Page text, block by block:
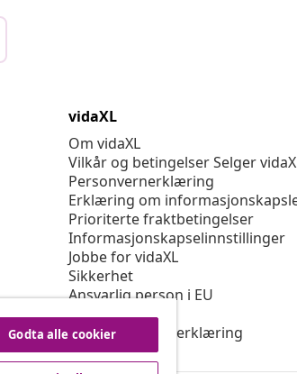
vidaXL
Om vidaXL
Vilkår og betingelser Selger
Personvernerklæring
Erklæring om
Prioriterte fraktbetingelser
Informasjonskapselinnstillinger
Jobbe for vidaXL
Sikkerhet
Ansvarlig person i EU
Politikken EPR
Tilgjengelighetserklæring
Godta alle cookier